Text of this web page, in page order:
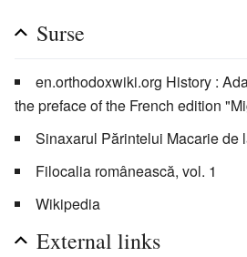
Surse
en.orthodoxwiki.org History :
the preface of the French edition
Sinaxarul Părintelui Macarie de
Filocalia românească, vol. 1
Wikipedia
External links